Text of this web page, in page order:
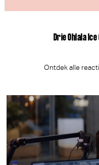
Drie Ohlala
Ontdek alle